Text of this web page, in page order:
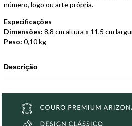
número, logo ou arte própria.
Especificações
Dimensões: 8,8 cm altura x 11,5 cm
Peso: 0,10 kg
Descrição